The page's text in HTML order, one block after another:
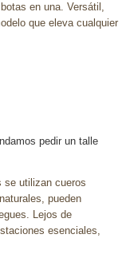
en una. Versátil,
que eleva cualquier
pedir un talle
se utilizan cueros
pueden
Lejos de
esenciales,